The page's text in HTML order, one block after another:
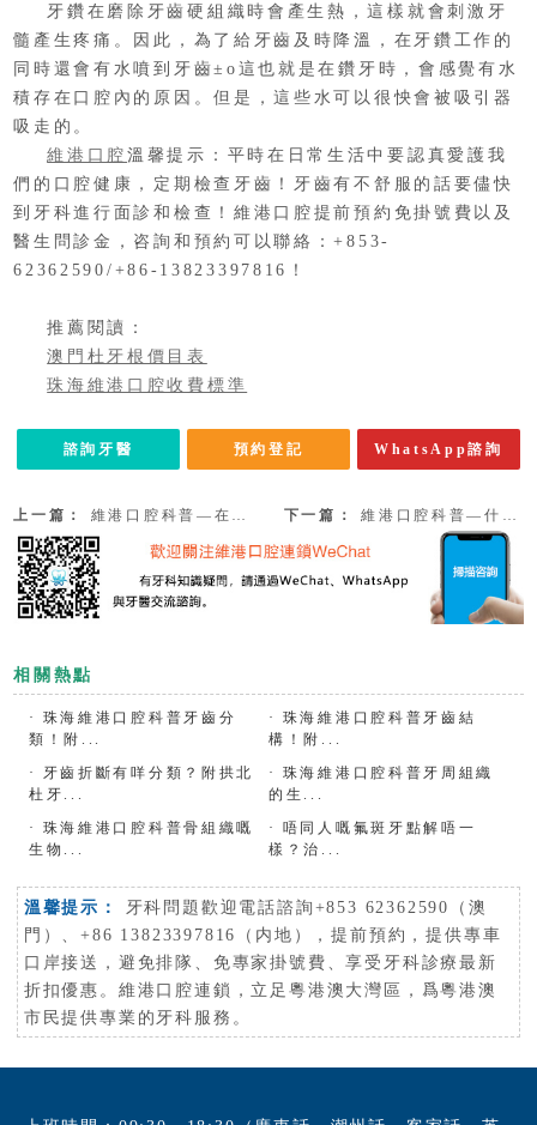
牙鑽在磨除牙齒硬組織時會產生熱，這樣就會刺激牙
髓產生疼痛。因此，為了給牙齒及時降溫，在牙鑽工作的
同時還會有水噴到牙齒±o這也就是在鑽牙時，會感覺有水
積存在口腔內的原因。但是，這些水可以很怏會被吸引器
吸走的。
維港口腔溫馨提示：平時在日常生活中要認真愛護我
們的口腔健康，定期檢查牙齒！牙齒有不舒服的話要儘快
到牙科進行面診和檢查！維港口腔提前預約免掛號費以及
醫生問診金，咨詢和預約可以聯絡：+853-
62362590/+86-13823397816！
推薦閱讀：
澳門杜牙根價目表
珠海維港口腔收費標準
諮詢牙醫 預約登記 WhatsApp諮詢
上一篇： 維港口腔科普—在治療時為什麼要用紫光照射？ 下一篇： 維港口腔科普—什麼是取咬合關係？
相關熱點
·
珠海維港口腔科普牙齒分
類！附...
·
珠海維港口腔科普牙齒結
構！附...
·
牙齒折斷有咩分類？附拱北
杜牙...
·
珠海維港口腔科普牙周組織
的生...
·
珠海維港口腔科普骨組織嘅
生物...
·
唔同人嘅氟斑牙點解唔一
樣？治...
溫馨提示：
牙科問題歡迎電話諮詢+853 62362590（澳
門）、+86 13823397816（内地），提前預約，提供專車
口岸接送，避免排隊、免專家掛號費、享受牙科診療最新
折扣優惠。維港口腔連鎖，立足粵港澳大灣區，爲粵港澳
市民提供專業的牙科服務。